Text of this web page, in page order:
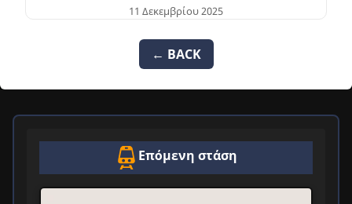
11 Δεκεμβρίου 2025
← BACK
Επόμενη στάση